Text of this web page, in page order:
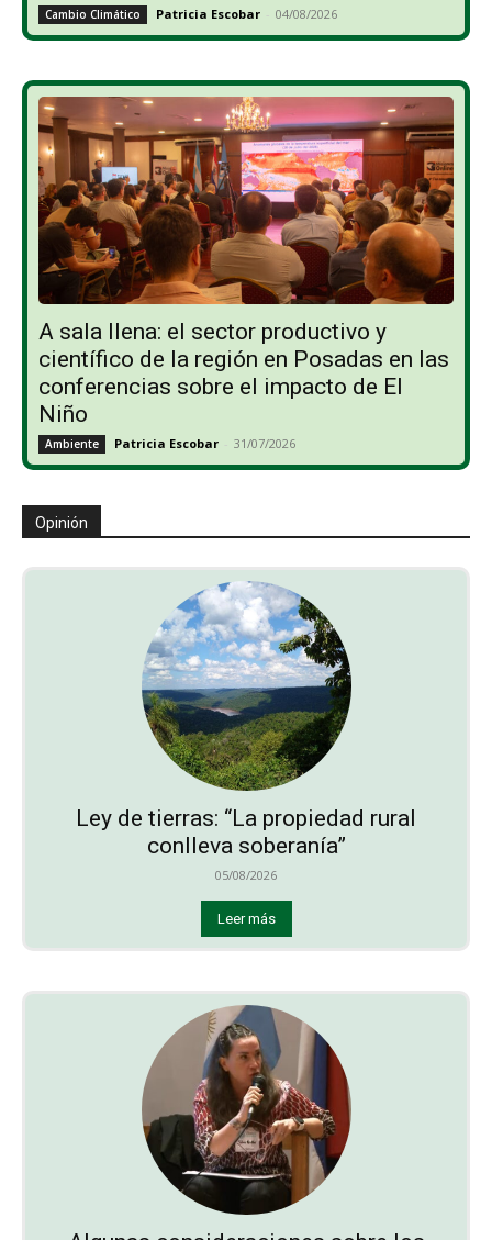
Cambio Climático Patricia Escobar - 04/08/2026
A sala llena: el sector productivo y
científico de la región en Posadas en las
conferencias sobre el impacto de El
Niño
Ambiente Patricia Escobar - 31/07/2026
Opinión
Ley de tierras: “La propiedad rural
conlleva soberanía”
05/08/2026
Leer más